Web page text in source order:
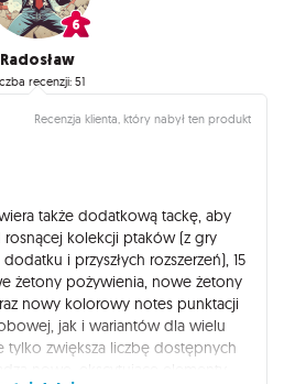
Radosław
recenzji: 51
Recenzja klienta, który nabył ten produkt
także dodatkową tackę, aby
kolekcji ptaków (z gry
i przyszłych rozszerzeń), 15
żetony pożywienia, nowe żetony
nowy kolorowy notes punktacji
jak i wariantów dla wielu
tylko zwiększa liczbę dostępnych